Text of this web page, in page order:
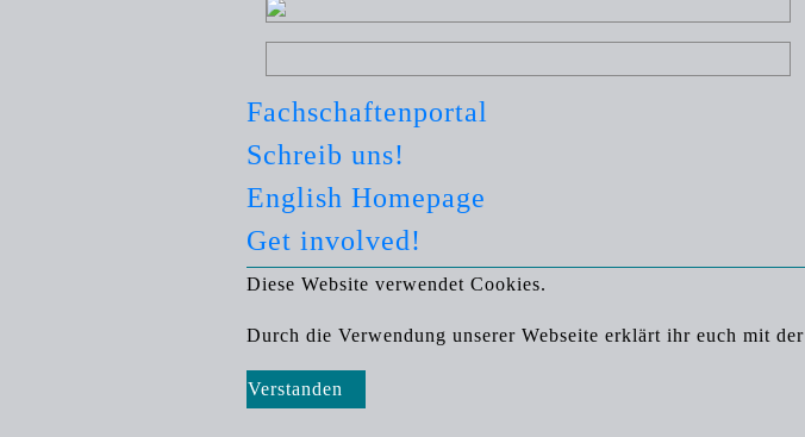
Fachschaftenportal
Schreib uns!
English Homepage
Get involved!
Diese Website verwendet Cookies.
Durch die Verwendung unserer Webseite erklärt ihr euch mit
Verstanden